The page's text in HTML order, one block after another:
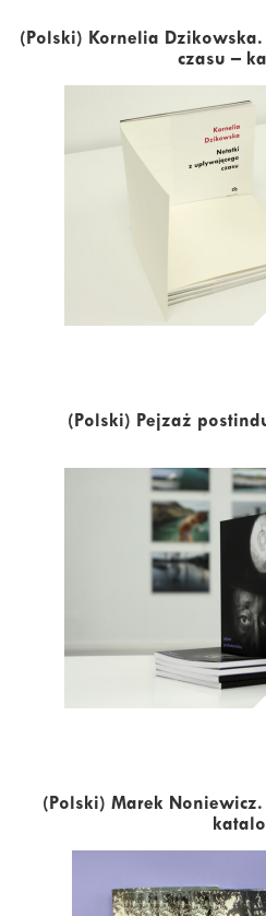
(Polski) Kornelia
czasu –
(Polski) Pejzaż
(Polski) Marek